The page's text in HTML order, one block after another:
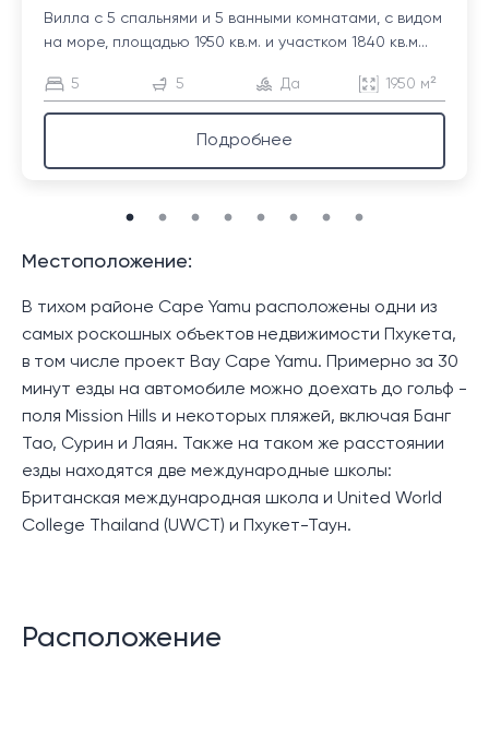
Вилла с 5 спальнями и 5 ванными комнатами, с видом
на море, площадью 1950 кв.м. и участком 1840 кв.м...
5 5 Да 1950 м²
Подробнее
Местоположение:
В тихом районе Cape Yamu расположены одни из
самых роскошных объектов недвижимости Пхукета,
в том числе проект Bay Cape Yamu. Примерно за 30
минут езды на автомобиле можно доехать до гольф -
поля Mission Hills и некоторых пляжей, включая Банг
Тао, Сурин и Лаян. Также на таком же расстоянии
езды находятся две международные школы:
Британская международная школа и United World
College Thailand (UWCT) и Пхукет-Таун.
Расположение